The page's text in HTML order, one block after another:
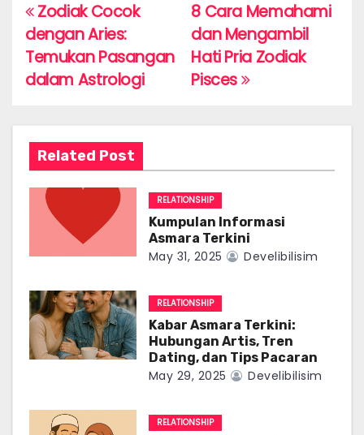
P
o
s
n
a
a
t
o
8 Cara Memahami
dan Mengambil
Hati Pria Zodiak
Pisces
Zodiak Cocok
dengan Aries:
Temukan Pasangan
dalam Astrologi
Related Post
RELATIONSHIP
Kumpulan Informasi
Asmara Terkini
May 31, 2025 Develibilisim
RELATIONSHIP
Kabar Asmara Terkini:
Hubungan Artis, Tren
Dating, dan Tips Pacaran
May 29, 2025 Develibilisim
RELATIONSHIP